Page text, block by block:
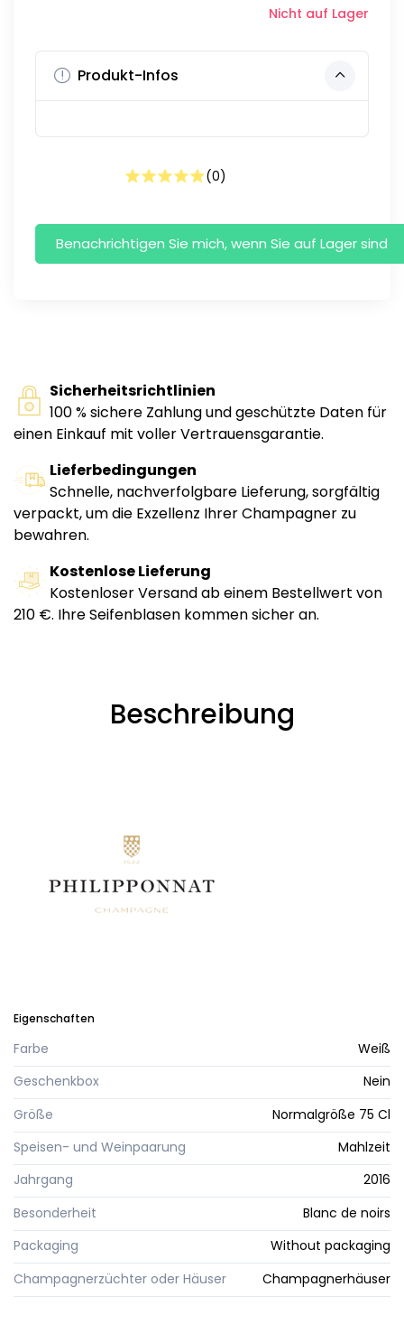
Nicht auf Lager
Produkt-Infos
(0)
Sicherheitsrichtlinien
100 % sichere Zahlung und geschützte Daten für
einen Einkauf mit voller Vertrauensgarantie.
Lieferbedingungen
Schnelle, nachverfolgbare Lieferung, sorgfältig
verpackt, um die Exzellenz Ihrer Champagner zu
bewahren.
Kostenlose Lieferung
Kostenloser Versand ab einem Bestellwert von
210 €. Ihre Seifenblasen kommen sicher an.
Beschreibung
Eigenschaften
Farbe
Weiß
Geschenkbox
Nein
Größe
Normalgröße 75 Cl
Speisen- und Weinpaarung
Mahlzeit
Jahrgang
2016
Besonderheit
Blanc de noirs
Packaging
Without packaging
Champagnerzüchter oder Häuser
Champagnerhäuser